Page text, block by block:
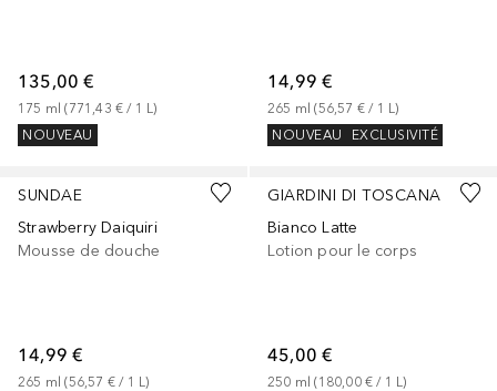
135,00 €
175 ml (771,43 € / 1 L)
NOUVEAU
14,99 €
265 ml (56,57 € / 1 L)
NOUVEAU
EXCLUSIVITÉ
SUNDAE
Strawberry Daiquiri
Mousse de douche
14,99 €
265 ml (56,57 € / 1 L)
GIARDINI DI TOSCANA
Bianco Latte
Lotion pour le corps
45,00 €
250 ml (180,00 € / 1 L)